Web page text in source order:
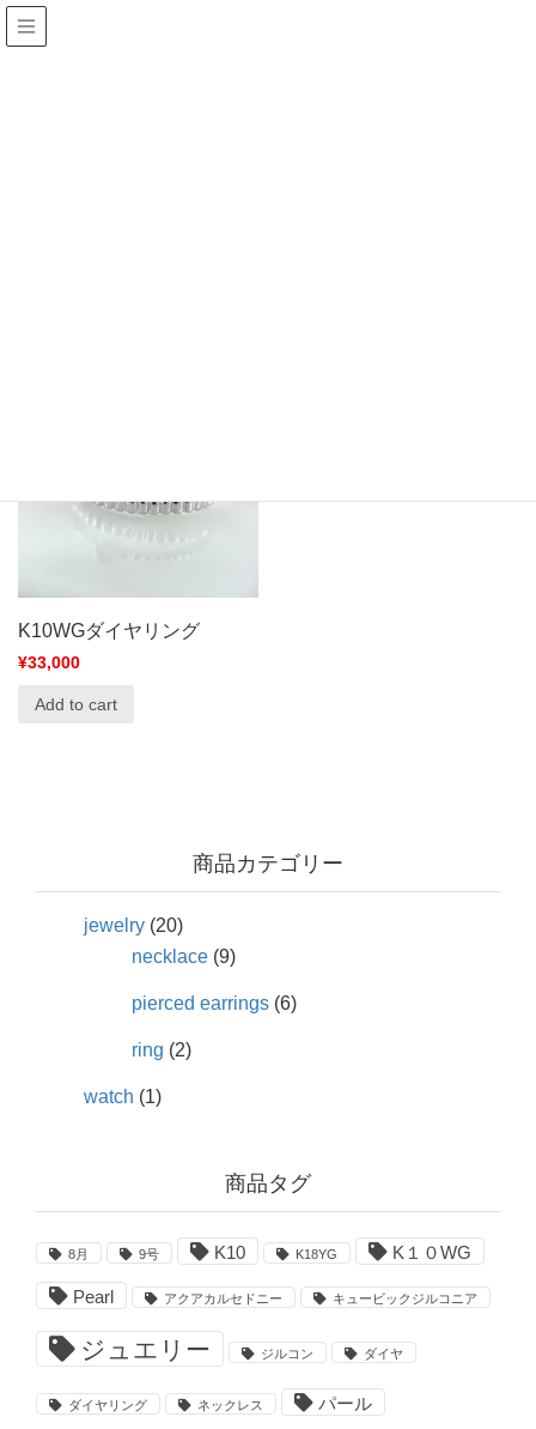
K10WGダイヤリング
¥33,000
Add to cart
商品カテゴリー
jewelry (20)
necklace (9)
pierced earrings (6)
ring (2)
watch (1)
商品タグ
8月 9号 K10 K18YG K１０WG
Pearl アクアカルセドニー キュービックジルコニア
ジュエリー ジルコン ダイヤ
ダイヤリング ネックレス パール